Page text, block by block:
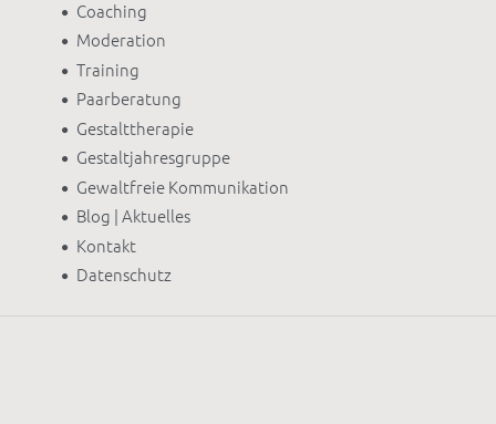
Coaching
Moderation
Training
Paarberatung
Gestalttherapie
Gestaltjahresgruppe
Gewaltfreie Kommunikation
Blog | Aktuelles
Kontakt
Datenschutz